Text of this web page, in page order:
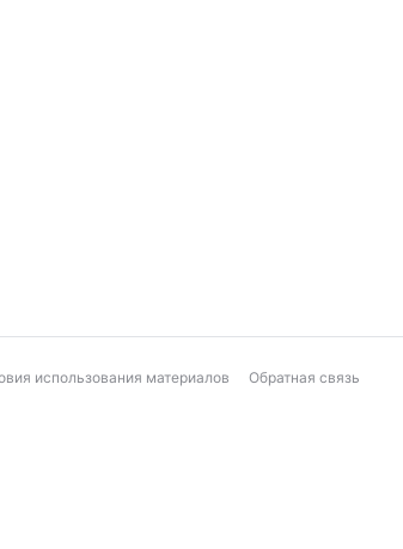
использования материалов Обратная связь